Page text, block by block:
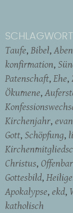
Taufe Bibel
konfirmation
Patenschaft Ehe
Ökumene
Kirchenjahr
Gott Schöpfung
Christus
Gottesbild
Apokalypse ekd
katholisch